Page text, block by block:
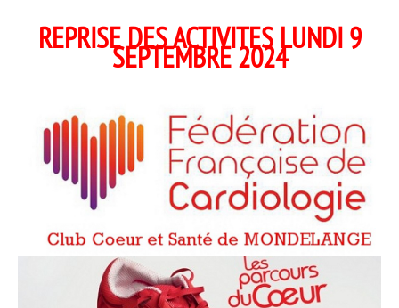
REPRISE DES ACTIVITES LUNDI 9
SEPTEMBRE 2024